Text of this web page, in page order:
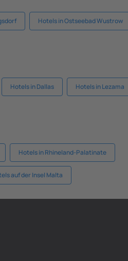
Hotels in Ostseebad Wustrow
Hotels in Dallas Hotels in Lezama
Hotels in Rhineland-Palatinate
auf der Insel Malta